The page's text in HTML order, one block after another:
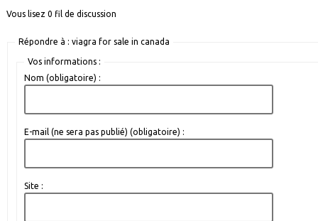
Vous lisez 0 fil de discussion
Répondre à : viagra for sale in canada
Vos informations :
Nom (obligatoire) :
E-mail (ne sera pas publié) (obligatoire) :
Site :